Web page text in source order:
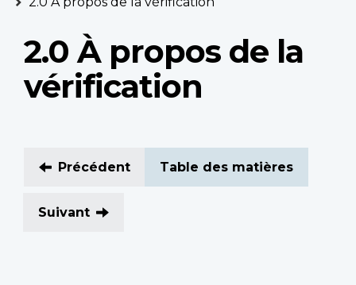
2.0 À propos de la
vérification
Précédent Table des matières
Suivant